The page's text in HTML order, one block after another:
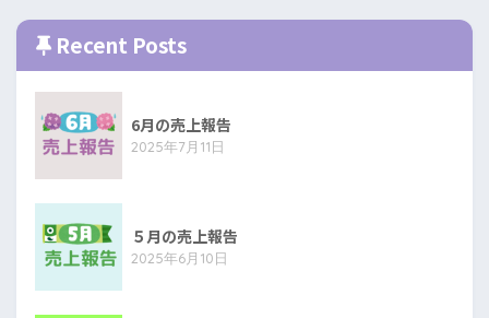
Recent Posts
6月の売上報告
2025年7月11日
５月の売上報告
2025年6月10日